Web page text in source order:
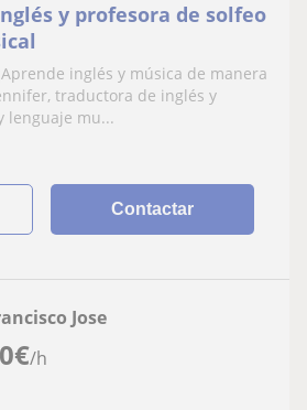
y profesora de solfeo
inglés y música de manera
traductora de inglés y
lenguaje mu...
Contactar
€/h
Jose